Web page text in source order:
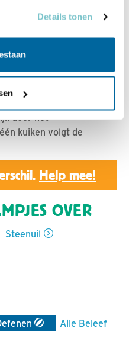
Details tonen
23:55 |
1167x
door het
kuiken volgt de
Help mee!
OVER
Steenuil
Alle Beleef